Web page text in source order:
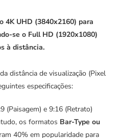
4K UHD (3840x2160) para
se o Full HD (1920x1080)
à distância.
distância de visualização (Pixel
especificações:
(Paisagem) e 9:16 (Retrato)
os formatos Bar-Type ou
40% em popularidade para